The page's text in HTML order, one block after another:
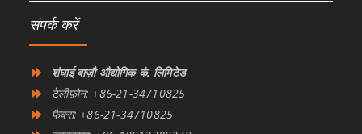
संपर्क करें
शंघाई बाज़ौ औद्योगिक कं, लिमिटेड
टेलीफ़ोन: +86-21-34710825
फैक्स: +86-21-34710825